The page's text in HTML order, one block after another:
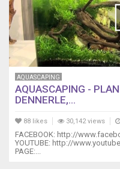
AQUASCAPING
AQUASCAPING -
DENNERLE,...
88 likes 30,142 views
FACEBOOK: http://
YOUTUBE: http://
PAGE:...